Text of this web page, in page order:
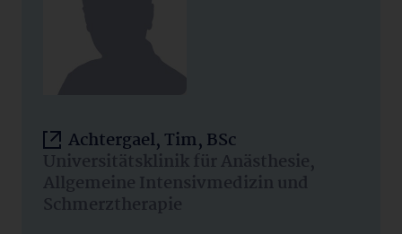
Achtergael, Tim, BSc
Universitätsklinik für Anästhesie,
Allgemeine Intensivmedizin und
Schmerztherapie